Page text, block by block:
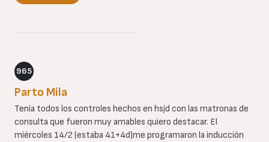
965
Parto Mila
Tenía todos los controles hechos en hsjd con las matronas de
consulta que fueron muy amables quiero destacar. El
miércoles 14/2 (estaba 41+4d)me programaron la inducción